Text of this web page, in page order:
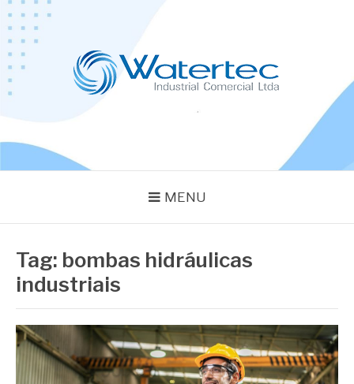
Pular
para
conteúdo
MENU
Tag: bombas hidráulicas
industriais